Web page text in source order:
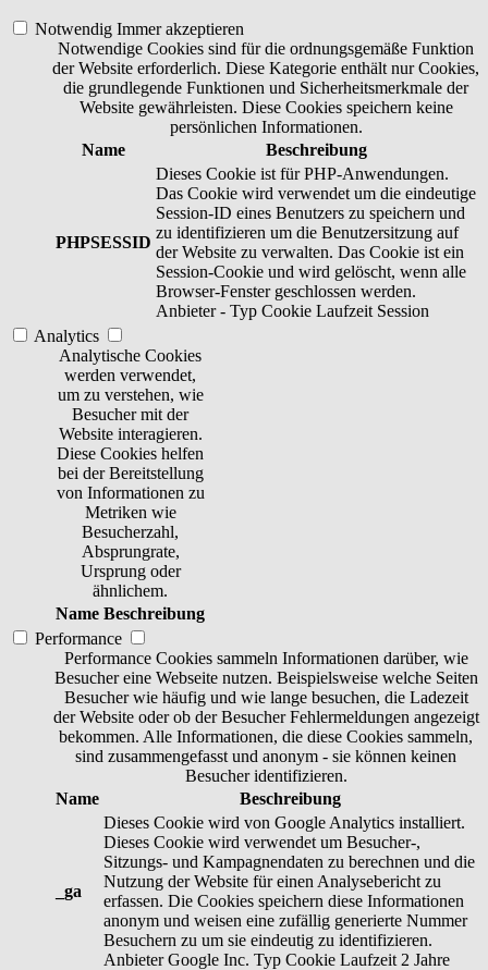
Notwendig Immer akzeptieren
Notwendige Cookies sind für die ordnungsgemäße Funktion
der Website erforderlich. Diese Kategorie enthält nur Cookies,
die grundlegende Funktionen und Sicherheitsmerkmale der
Website gewährleisten. Diese Cookies speichern keine
persönlichen Informationen.
Name
Beschreibung
PHPSESSID
Dieses Cookie ist für PHP-Anwendungen.
Das Cookie wird verwendet um die eindeutige
Session-ID eines Benutzers zu speichern und
zu identifizieren um die Benutzersitzung auf
der Website zu verwalten. Das Cookie ist ein
Session-Cookie und wird gelöscht, wenn alle
Browser-Fenster geschlossen werden.
Anbieter - Typ Cookie Laufzeit Session
Analytics
Analytische Cookies
werden verwendet,
um zu verstehen, wie
Besucher mit der
Website interagieren.
Diese Cookies helfen
bei der Bereitstellung
von Informationen zu
Metriken wie
Besucherzahl,
Absprungrate,
Ursprung oder
ähnlichem.
Name Beschreibung
Performance
Performance Cookies sammeln Informationen darüber, wie
Besucher eine Webseite nutzen. Beispielsweise welche Seiten
Besucher wie häufig und wie lange besuchen, die Ladezeit
der Website oder ob der Besucher Fehlermeldungen angezeigt
bekommen. Alle Informationen, die diese Cookies sammeln,
sind zusammengefasst und anonym - sie können keinen
Besucher identifizieren.
Name
Beschreibung
_ga
Dieses Cookie wird von Google Analytics installiert.
Dieses Cookie wird verwendet um Besucher-,
Sitzungs- und Kampagnendaten zu berechnen und die
Nutzung der Website für einen Analysebericht zu
erfassen. Die Cookies speichern diese Informationen
anonym und weisen eine zufällig generierte Nummer
Besuchern zu um sie eindeutig zu identifizieren.
Anbieter Google Inc. Typ Cookie Laufzeit 2 Jahre